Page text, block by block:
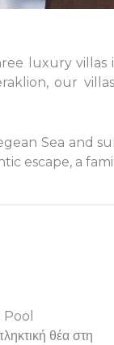
luxury
our
Sea and
escape, a
θέα στη